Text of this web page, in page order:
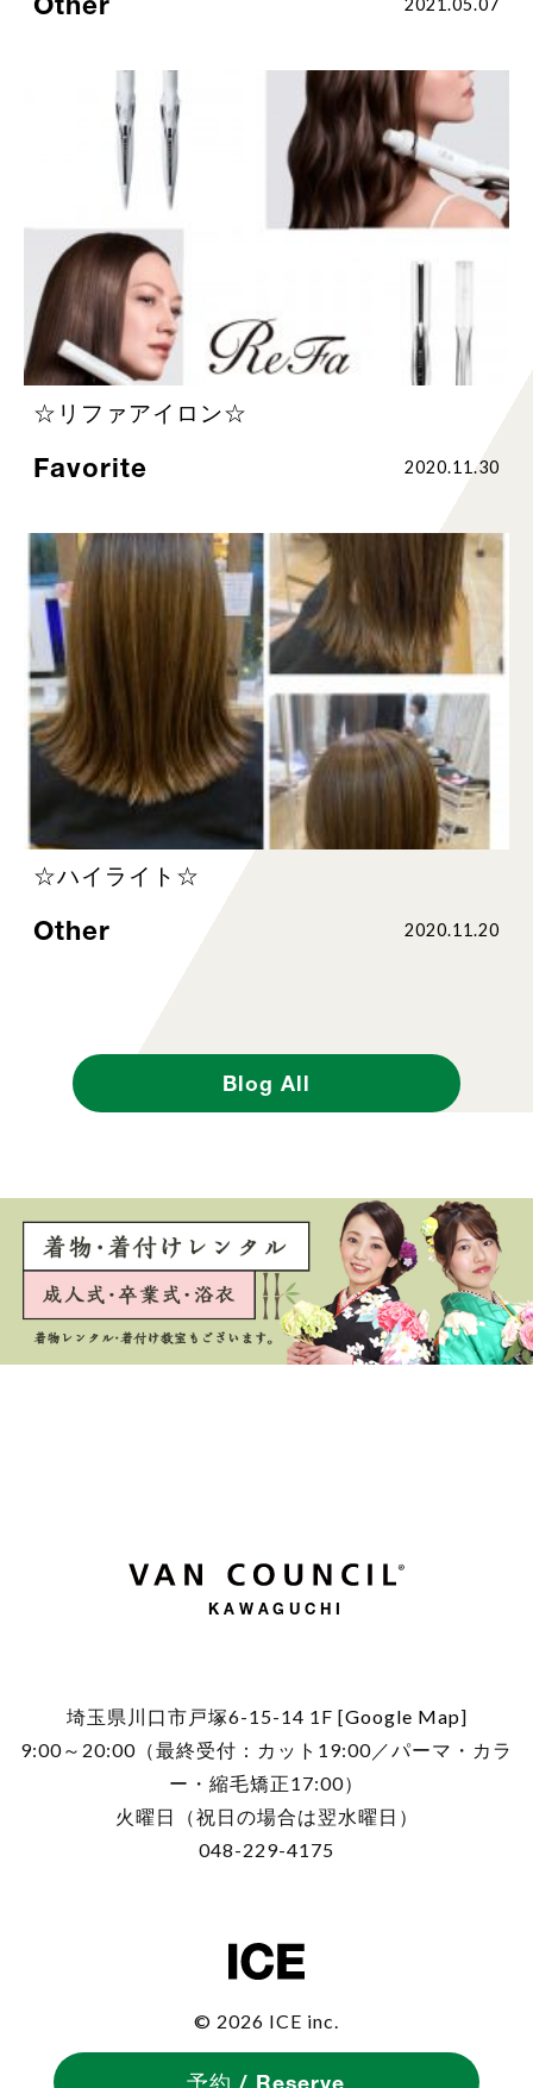
☆リファアイロン☆
Favorite 2020.11.30
☆ハイライト☆
Other 2020.11.20
Blog All
KAWAGUCHI
埼玉県川口市戸塚6-15-14 1F [Google Map]
9:00～20:00（最終受付：カット19:00／パーマ・カラ
ー・縮毛矯正17:00）
火曜日（祝日の場合は翌水曜日）
048-229-4175
© 2026 ICE inc.
予約 / Reserve